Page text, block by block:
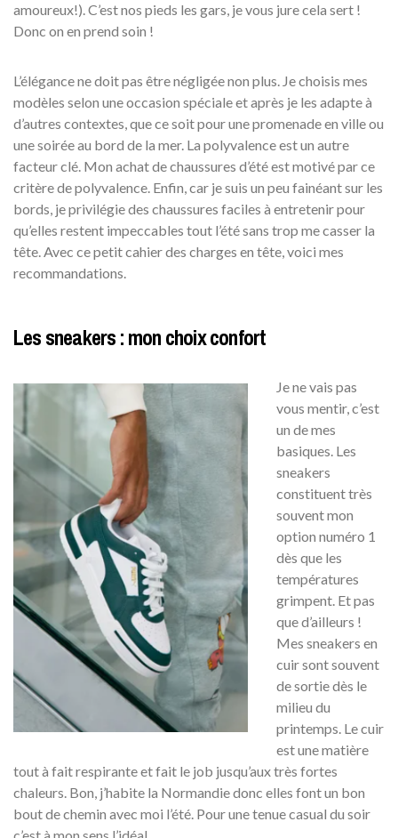
amoureux!). C’est nos pieds les gars, je vous jure cela sert !
Donc on en prend soin !
L’élégance ne doit pas être négligée non plus. Je choisis mes
modèles selon une occasion spéciale et après je les adapte à
d’autres contextes, que ce soit pour une promenade en ville ou
une soirée au bord de la mer. La polyvalence est un autre
facteur clé. Mon achat de chaussures d’été est motivé par ce
critère de polyvalence. Enfin, car je suis un peu fainéant sur les
bords, je privilégie des chaussures faciles à entretenir pour
qu’elles restent impeccables tout l’été sans trop me casser la
tête. Avec ce petit cahier des charges en tête, voici mes
recommandations.
Les sneakers : mon choix confort
Je ne vais pas
vous mentir, c’est
un de mes
basiques. Les
sneakers
constituent très
souvent mon
option numéro 1
dès que les
températures
grimpent. Et pas
que d’ailleurs !
Mes sneakers en
cuir sont souvent
de sortie dès le
milieu du
printemps. Le cuir
est une matière
tout à fait respirante et fait le job jusqu’aux très fortes
chaleurs. Bon, j’habite la Normandie donc elles font un bon
bout de chemin avec moi l’été. Pour une tenue casual du soir